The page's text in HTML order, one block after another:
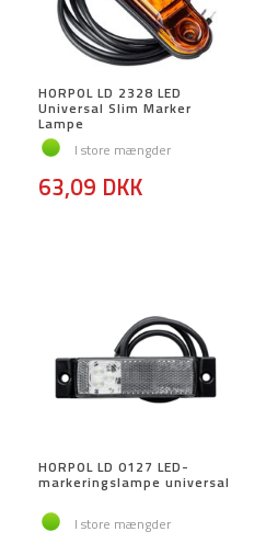
HORPOL LD 2328 LED
Universal Slim Marker
Lampe
I store mængder
63,09 DKK
HORPOL LD 0127 LED-
markeringslampe universal
I store mængder